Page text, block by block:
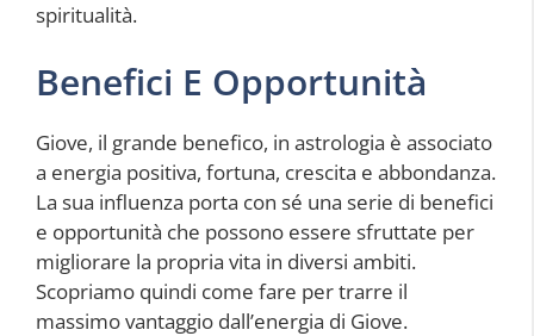
spiritualità.
Benefici E Opportunità
Giove, il grande benefico, in astrologia è associato
a energia positiva, fortuna, crescita e abbondanza.
La sua influenza porta con sé una serie di benefici
e opportunità che possono essere sfruttate per
migliorare la propria vita in diversi ambiti.
Scopriamo quindi come fare per trarre il
massimo vantaggio dall’energia di Giove.